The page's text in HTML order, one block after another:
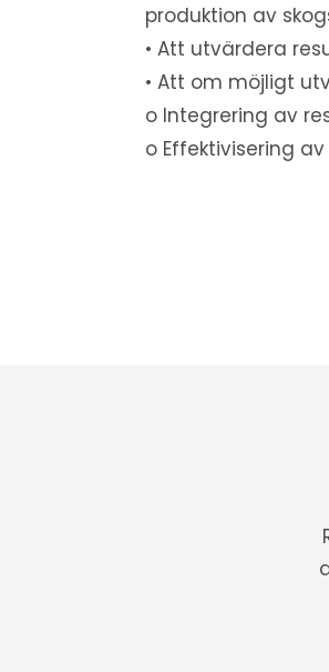
produktion av
• Att utvärdera
• Att om möjligt
o Integrering av
o Effektivisering